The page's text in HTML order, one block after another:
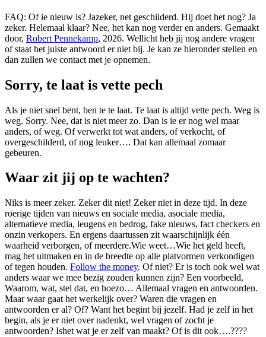
FAQ: Of ie nieuw is? Jazeker, net geschilderd. Hij doet het nog? Ja
zeker. Helemaal klaar? Nee, het kan nog verder en anders. Gemaakt
door, Robert Pennekamp, 2026. Wellicht heb jij nog andere vragen
of staat het juiste antwoord er niet bij. Je kan ze hieronder stellen en
dan zullen we contact met je opnemen.
Sorry, te laat is vette pech
Als je niet snel bent, ben te te laat. Te laat is altijd vette pech. Weg is
weg. Sorry. Nee, dat is niet meer zo. Dan is ie er nog wel maar
anders, of weg. Of verwerkt tot wat anders, of verkocht, of
overgeschilderd, of nog leuker…. Dat kan allemaal zomaar
gebeuren.
Waar zit jij op te wachten?
Niks is meer zeker. Zeker dit niet! Zeker niet in deze tijd. In deze
roerige tijden van nieuws en sociale media, asociale media,
alternatieve media, leugens en bedrog, fake nieuws, fact checkers en
onzin verkopers. En ergens daartussen zit waarschijnlijk één
waarheid verborgen, of meerdere.Wie weet…Wie het geld heeft,
mag het uitmaken en in de breedte op alle platvormen verkondigen
of tegen houden. Follow the money. Of niet? Er is toch ook wel wat
anders waar we mee bezig zouden kunnen zijn? Een voorbeeld,
Waarom, wat, stel dat, en hoezo… Allemaal vragen en antwoorden.
Maar waar gaat het werkelijk over? Waren die vragen en
antwoorden er al? Of? Want het begint bij jezelf. Had je zelf in het
begin, als je er niet over nadenkt, wel vragen of zocht je
antwoorden? Ishet wat je er zelf van maakt? Of is dit ook….????